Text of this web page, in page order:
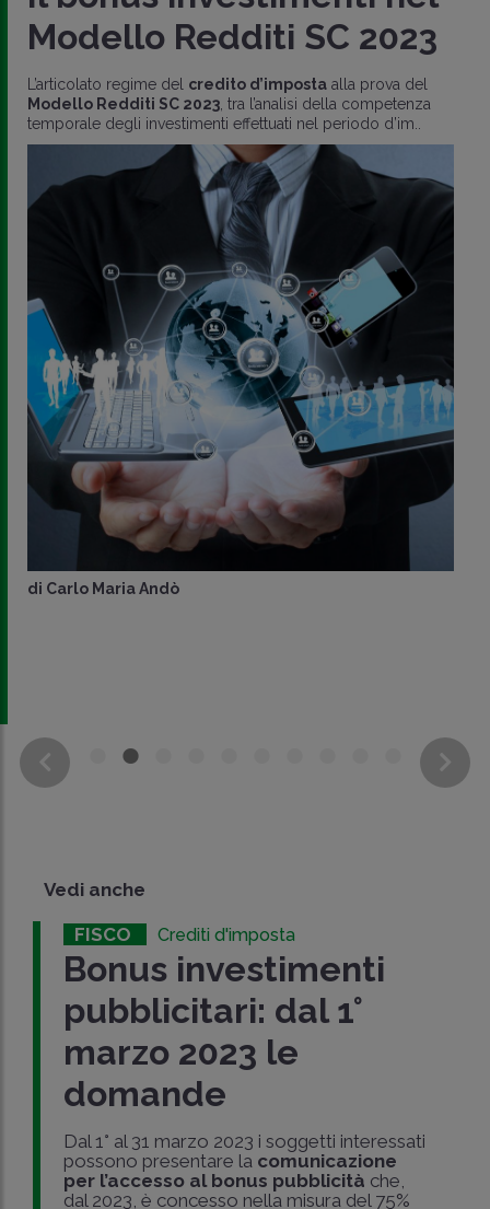
Modello Redditi SC 2023
L’articolato regime del credito d’imposta alla prova del
Modello Redditi SC 2023, tra l’analisi della competenza
temporale degli investimenti effettuati nel periodo d’im..
di Carlo Maria Andò
Vedi anche
FISCO Crediti d'imposta
Bonus investimenti
pubblicitari: dal 1°
marzo 2023 le
domande
Dal 1° al 31 marzo 2023 i soggetti interessati
possono presentare la comunicazione
per l’accesso al bonus pubblicità che,
dal 2023, è concesso nella misura del 75%